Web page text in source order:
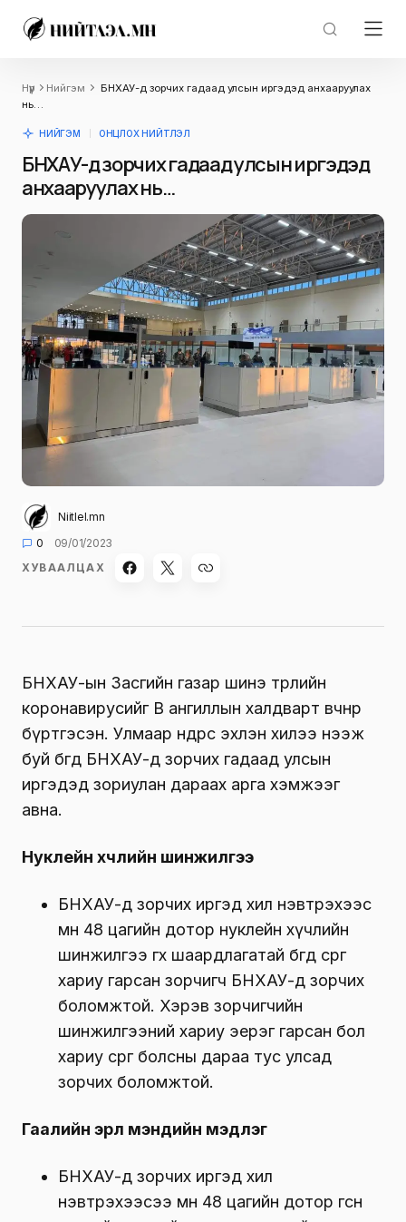
Нүүр Нийгэм
БНХАУ-д зорчих гадаад улсын иргэдэд анхааруулах
нь…
НИЙГЭМ ОНЦЛОХ НИЙТЛЭЛ
БНХАУ-д зорчих гадаад улсын иргэдэд
анхааруулах нь…
Niitlel.mn
0
09/01/2023
ХУВААЛЦАХ
БНХАУ-ын Засгийн газар шинэ төрлийн
коронавирусийг B ангиллын халдварт өвчнөөр
бүртгэсэн. Улмаар өнөөдрөөс эхлэн хилээ нээж
буй бөгөөд БНХАУ-д зорчих гадаад улсын
иргэдэд зориулан дараах арга хэмжээг
авна.
Нуклейн хүчлийн шинжилгээ
БНХАУ-д зорчих иргэд хил нэвтрэхээс
өмнө 48 цагийн дотор нуклейн хүчлийн
шинжилгээ өгөх шаардлагатай бөгөөд сөрөг
хариу гарсан зорчигч БНХАУ-д зорчих
боломжтой. Хэрэв зорчигчийн
шинжилгээний хариу эерэг гарсан бол
хариу сөрөг болсны дараа тус улсад
зорчих боломжтой.
Гаалийн эрүүл мэндийн мэдүүлэг
БНХАУ-д зорчих иргэд хил
нэвтрэхээсээ өмнө 48 цагийн дотор өгсөн